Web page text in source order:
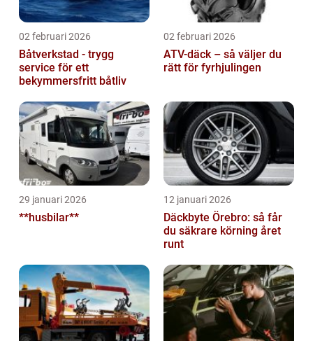
02 februari 2026
Båtverkstad - trygg
service för ett
bekymmersfritt båtliv
02 februari 2026
ATV-däck – så väljer du
rätt för fyrhjulingen
29 januari 2026
**husbilar**
12 januari 2026
Däckbyte Örebro: så får
du säkrare körning året
runt